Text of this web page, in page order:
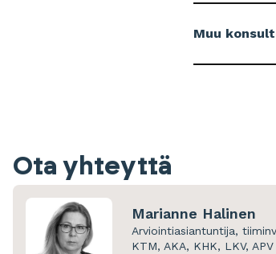
Muu
Ota yhteyttä
Marianne Halinen
Arviointiasiantuntija,
KTM, AKA, KHK, LKV, APV